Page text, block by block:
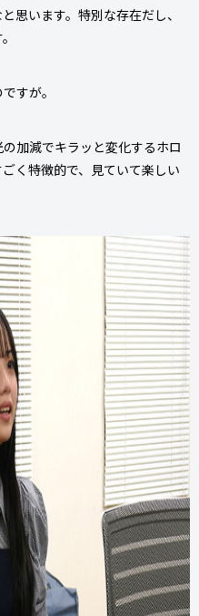
思います。特別な存在だし、
すが。
加減でキラッと変化するホロ
く特徴的で、見ていて楽しい